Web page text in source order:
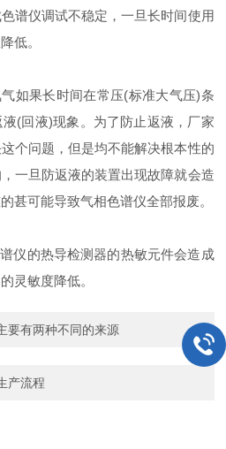
谱仪调试不稳定，一旦长时间使用
低。
果长时间在常压(标准大气压)条
(回液)现象。为了防止返液，厂家
个问题，但是均不能解决根本性的
一旦防返液的装置出现故障就会造
甚可能导致气相色谱仪全部报废。
的热导检测器的热敏元件会造成
灵敏度降低。
要有两种不同的来源
产流程